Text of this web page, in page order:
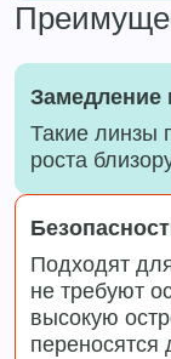
Замедление
Такие линзы
роста
Подходят
не требуют
высокую
переносятся